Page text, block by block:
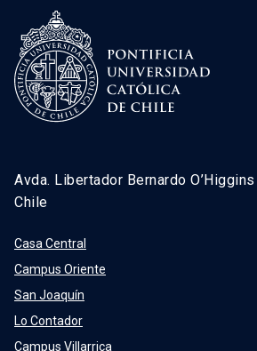
Avda. Libertador Bernardo
Chile
Casa Central
Campus Oriente
San Joaquín
Lo Contador
Campus Villarrica